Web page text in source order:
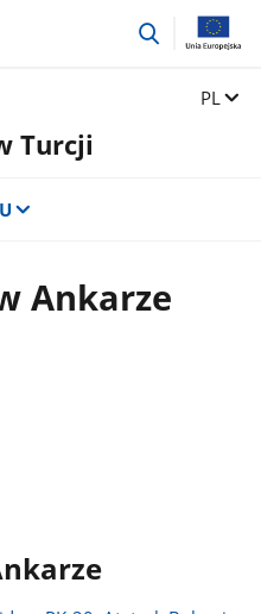
przejdź
Zmień
PL
Turcji
Ankarze